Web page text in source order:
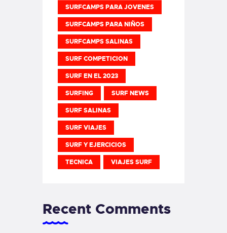
SURFCAMPS PARA JOVENES
SURFCAMPS PARA NIÑOS
SURFCAMPS SALINAS
SURF COMPETICION
SURF EN EL 2023
SURFING SURF NEWS
SURF SALINAS
SURF VIAJES
SURF Y EJERCICIOS
TECNICA VIAJES SURF
Recent Comments